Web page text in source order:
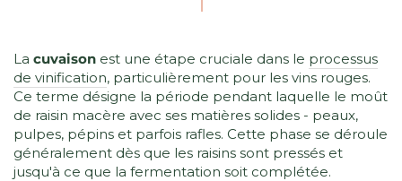
La cuvaison est une étape cruciale dans le processus
de vinification, particulièrement pour les vins rouges.
Ce terme désigne la période pendant laquelle le moût
de raisin macère avec ses matières solides - peaux,
pulpes, pépins et parfois rafles. Cette phase se déroule
généralement dès que les raisins sont pressés et
jusqu'à ce que la fermentation soit complétée.